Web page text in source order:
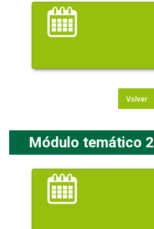
Volver
Módulo temático 2